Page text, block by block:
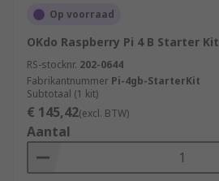
Op voorraad
OKdo Raspberry Pi 4 B Starter Kit
RS-stocknr. 202-0644
Fabrikantnummer Pi-4gb-StarterKit
Subtotaal (1 kit)
€ 145,42(excl. BTW)
Aantal